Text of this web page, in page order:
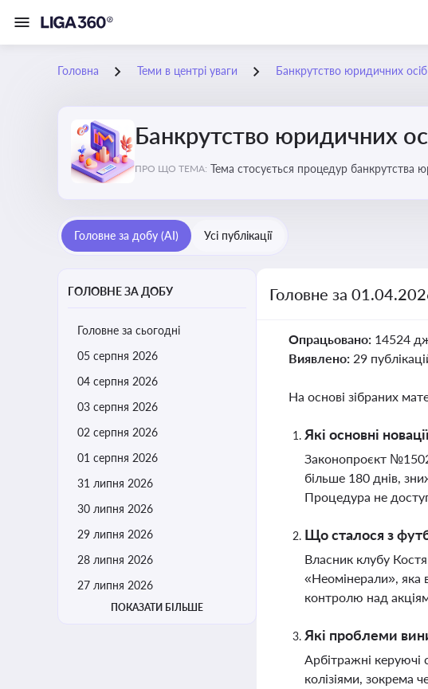
Головна Теми в центрі уваги Банкрутство юридичних осіб
Банкрутство юридичних
ПРО ЩО ТЕМА: Тема стосується процедур банкрутства
Головне за добу (AI) Усі публікації
ГОЛОВНЕ ЗА ДОБУ
Головне за сьогодні
05 серпня 2026
04 серпня 2026
03 серпня 2026
02 серпня 2026
01 серпня 2026
31 липня 2026
30 липня 2026
29 липня 2026
28 липня 2026
27 липня 2026
ПОКАЗАТИ БІЛЬШЕ
Головне за
Опрацьовано: 14524
Виявлено: 29
На основі зібраних
Які основні
Законопроєкт
більше 180 днів,
Процедура не
Що сталося з
Власник клубу
«Неомінерали», яка
контролю над
Які проблеми
Арбітражні
колізіями, зокрема